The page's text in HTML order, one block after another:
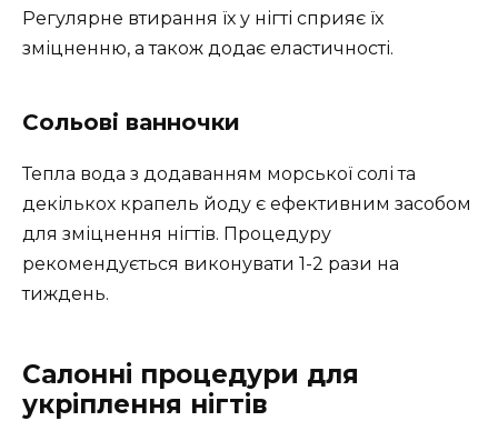
Регулярне втирання їх у нігті сприяє їх
зміцненню, а також додає еластичності.
Сольові ванночки
Тепла вода з додаванням морської солі та
декількох крапель йоду є ефективним засобом
для зміцнення нігтів. Процедуру
рекомендується виконувати 1-2 рази на
тиждень.
Салонні процедури для
укріплення нігтів